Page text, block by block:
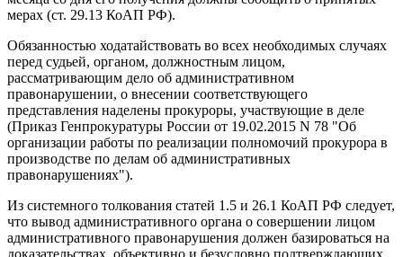
мерах (ст. 29.13 КоАП РФ).
Обязанностью ходатайствовать во всех необходимых случаях
перед судьей, органом, должностным лицом,
рассматривающим дело об административном
правонарушении, о внесении соответствующего
представления наделены прокуроры, участвующие в деле
(Приказ Генпрокуратуры России от 19.02.2015 N 78 "Об
организации работы по реализации полномочий прокурора в
производстве по делам об административных
правонарушениях").
Из системного толкования статей 1.5 и 26.1 КоАП РФ следует,
что вывод административного органа о совершении лицом
административного правонарушения должен базироваться на
доказательствах, объективно и безусловно подтверждающих